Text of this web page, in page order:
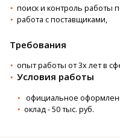
поиск и контроль работы
работа с поставщиками,
Требования
опыт работы от 3х лет в
Условия работы
официальное
оклад - 50 тыс. руб.